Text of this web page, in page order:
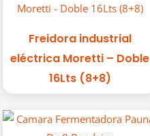
Freidora industrial
eléctrica Moretti – Doble
16Lts (8+8)